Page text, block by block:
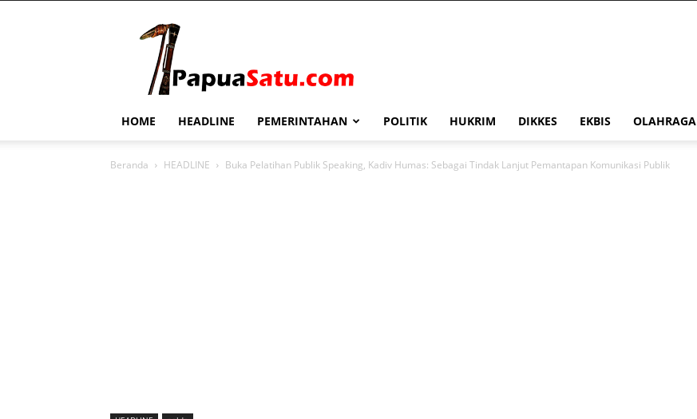
HOME HEADLINE PEMERINTAHAN POLITIK HUKRIM DIKKES EKBIS OLAHRAGA
Beranda HEADLINE Buka Pelatihan Publik Speaking, Kadiv Humas: Sebagai Tindak Lanjut Pemantapan Komunikasi Publik